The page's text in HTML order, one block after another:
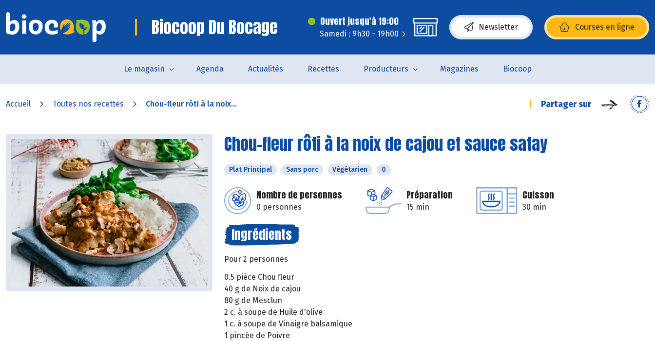
Biocoop Du Bocage Ouvert jusqu'à 19:00
Samedi : 9h30 - 19h00
Newsletter Courses en ligne
(s’ouvre dans une nouvelle fenêtre)
Le magasin Agenda Actualités Recettes Producteurs Magazines Biocoop
Accueil Toutes nos recettes Chou-fleur rôti à la noix... Partager sur
Chou-fleur rôti à la noix de cajou et sauce satay
Plat Principal Sans porc Végétarien 0
Nombre de personnes
0 personnes
Préparation
15 min
Cuisson
30 min
Ingrédients
Pour 2 personnes
0.5 pièce Chou fleur
40 g de Noix de cajou
80 g de Mesclun
2 c. à soupe de Huile d'olive
1 c. à soupe de Vinaigre balsamique
1 pincée de Poivre